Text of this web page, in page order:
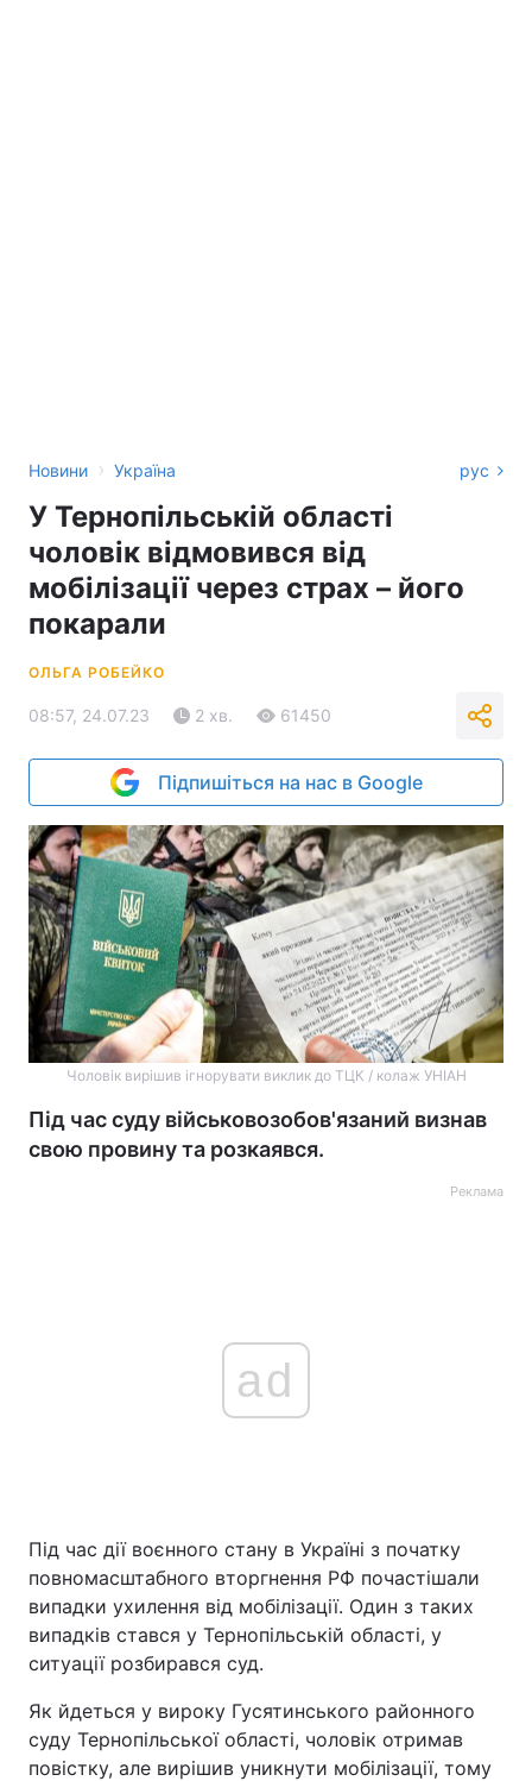
Новини › Україна рус
У Тернопільській області
чоловік відмовився від
мобілізації через страх – його
покарали
ОЛЬГА РОБЕЙКО
08:57, 24.07.23 2 хв. 61450
Підпишіться на нас в Google
Чоловік вирішив ігнорувати виклик до ТЦК / колаж УНІАН
Під час суду військовозобов'язаний визнав
свою провину та розкаявся.
Реклама
ad
Під час дії воєнного стану в Україні з початку
повномасштабного вторгнення РФ почастішали
випадки ухилення від мобілізації. Один з таких
випадків стався у Тернопільській області, у
ситуації розбирався суд.
Як йдеться у вироку Гусятинського районного
суду Тернопільської області, чоловік отримав
повістку, але вирішив уникнути мобілізації, тому